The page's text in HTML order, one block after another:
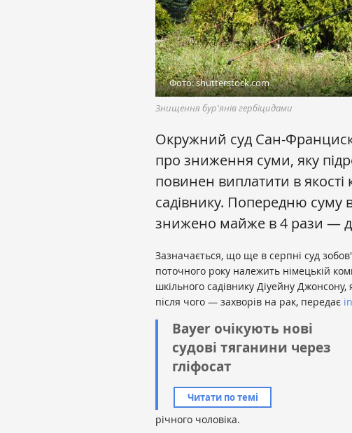
Фото: shutterstock.com
Знищення бур'янів гербіцидами
Окружний суд Сан-
про зниження суми, яку
повинен виплатити в
садівнику. Попередню суму
знижено майже в 4 рази —
Зазначається, що ще в серпні суд
поточного року належить німецькій
шкільного садівнику Діуейну
після чого — захворів на рак, передає
Bayer очікують нові
судові тяганини через
гліфосат
Читати по темі
річного чоловіка.